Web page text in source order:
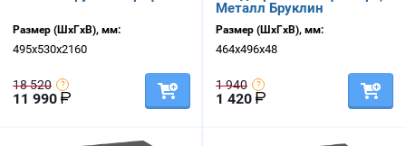
Размер (ШхГхВ), мм:
495х530х2160
18 520
11 990
Металл Бруклин
Размер (ШхГхВ), мм:
464х496х48
1 940
1 420